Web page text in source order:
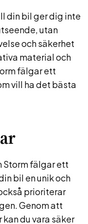
din bil ger dig inte
utan
och säkerhet
material och
fälgar ett
vill ha det bästa
Storm fälgar ett
bil en unik och
prioriterar
Genom att
du vara säker